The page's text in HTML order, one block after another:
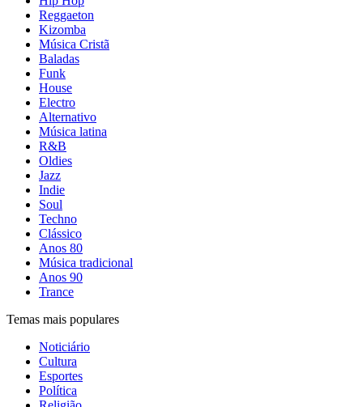
Reggaeton
Kizomba
Música Cristã
Baladas
Funk
House
Electro
Alternativo
Música latina
R&B
Oldies
Jazz
Indie
Soul
Techno
Clássico
Anos 80
Música tradicional
Anos 90
Trance
Temas mais populares
Noticiário
Cultura
Esportes
Política